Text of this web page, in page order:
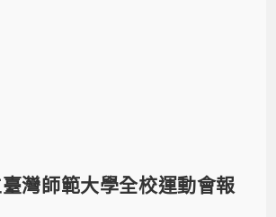
灣師範大學全校運動會報